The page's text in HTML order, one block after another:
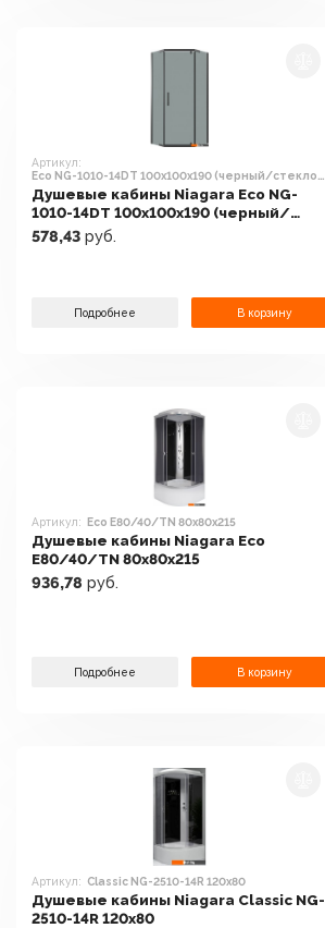
Артикул:
Eco NG-1010-14DT 100x100x190 (черный/стекло
тонированное)
Душевые кабины Niagara Eco NG-
1010-14DT 100x100x190 (черный/
стекло тонированное)
578,43 руб.
Подробнее В корзину
Артикул: Eco E80/40/TN 80x80x215
Душевые кабины Niagara Eco
E80/40/TN 80x80x215
936,78 руб.
Подробнее В корзину
Артикул: Classic NG-2510-14R 120x80
Душевые кабины Niagara Classic NG-
2510-14R 120x80